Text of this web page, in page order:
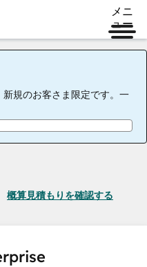
メニ
ュー
規のお客さま限定です。一
概算見積もりを確認する